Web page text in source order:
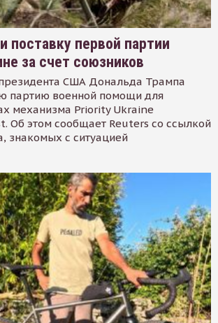
поставку первой партии
за счет союзников
США Дональда Трампа
партию военной помощи для
механизма Priority Ukraine
Об этом сообщает Reuters со ссылкой
знакомых с ситуацией